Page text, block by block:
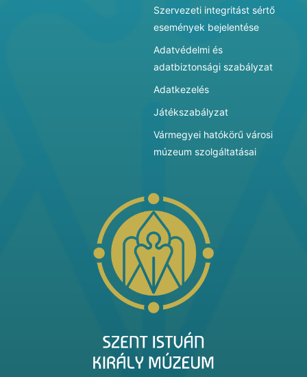
Szervezeti integritást sértő
események bejelentése
Adatvédelmi és
adatbiztonsági szabályzat
Adatkezelés
Játékszabályzat
Vármegyei hatókörű városi
múzeum szolgáltatásai